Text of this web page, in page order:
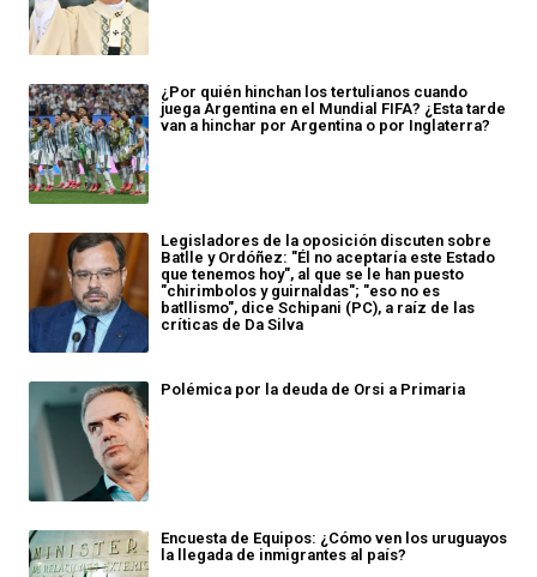
¿Por quién hinchan los tertulianos cuando
juega Argentina en el Mundial FIFA? ¿Esta tarde
van a hinchar por Argentina o por Inglaterra?
Legisladores de la oposición discuten sobre
Batlle y Ordóñez: "Él no aceptaría este Estado
que tenemos hoy", al que se le han puesto
"chirimbolos y guirnaldas"; "eso no es
batllismo", dice Schipani (PC), a raíz de las
críticas de Da Silva
Polémica por la deuda de Orsi a Primaria
Encuesta de Equipos: ¿Cómo ven los uruguayos
la llegada de inmigrantes al país?